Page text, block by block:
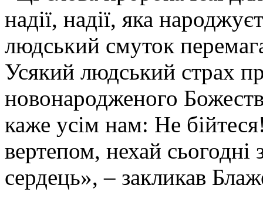
надії, надії, яка
людський смуток
Усякий людський страх
новонародженого
каже усім нам: Не
вертепом, нехай
сердець», – закликав